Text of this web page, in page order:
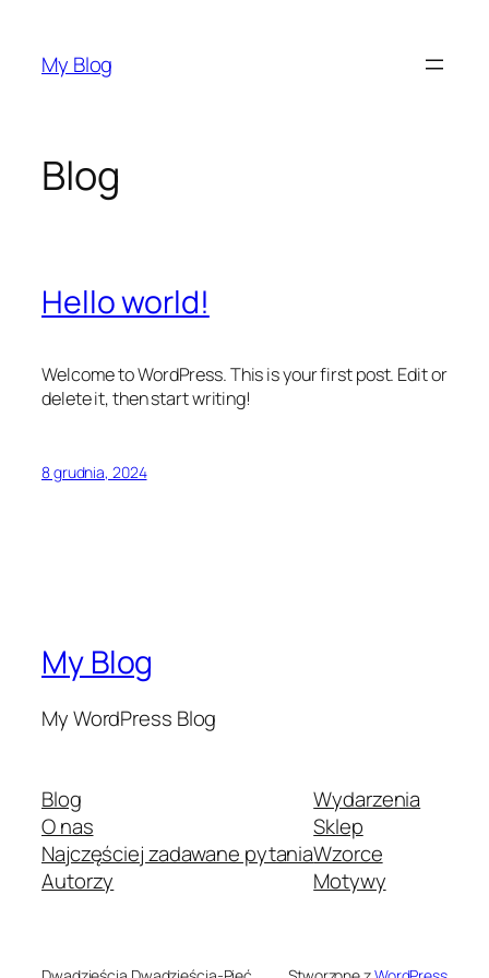
treściMy Blog
Blog
Hello world!
Welcome to WordPress. This is your first post. Edit or
delete it, then start writing!
8 grudnia, 2024
My Blog
My WordPress Blog
Blog
O nas
Najczęściej zadawane pytania
Autorzy
Wydarzenia
Sklep
Wzorce
Motywy